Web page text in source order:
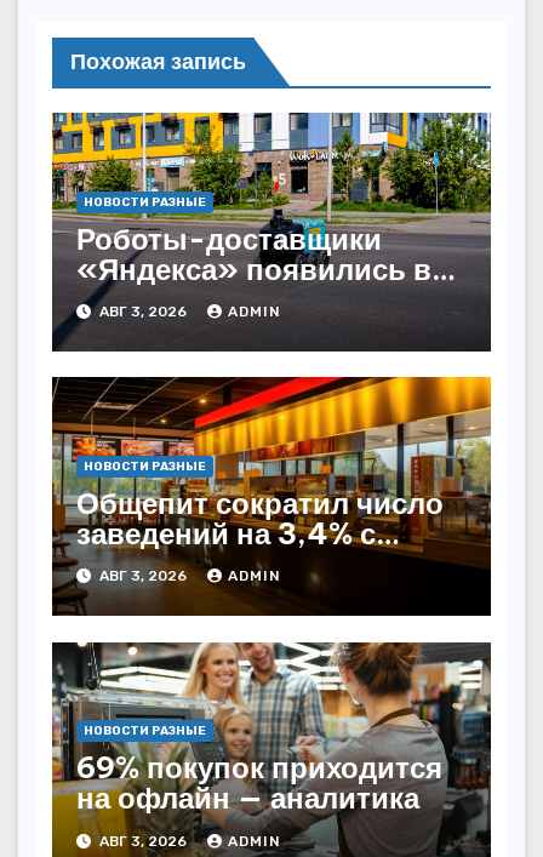
Похожая запись
НОВОСТИ РАЗНЫЕ
Роботы-доставщики
«Яндекса» появились в
Казахстане
АВГ 3, 2026 ADMIN
НОВОСТИ РАЗНЫЕ
Общепит сократил число
заведений на 3,4% с
начала года — INFOLine
АВГ 3, 2026 ADMIN
НОВОСТИ РАЗНЫЕ
69% покупок приходится
на офлайн — аналитика
АВГ 3, 2026 ADMIN